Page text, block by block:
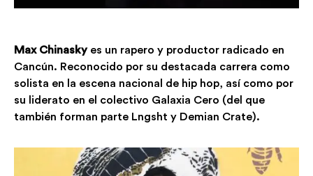
Max Chinaskyes un rapero y productor radicado en
Cancún. Reconocido por su destacada carrera como
solista en la escena nacional de hip hop, así como por
su liderato en el colectivo Galaxia Cero (del que
también forman parte Lngsht y Demian Crate).